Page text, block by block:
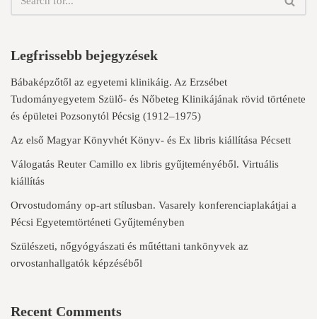
Legfrissebb bejegyzések
Bábaképzőtől az egyetemi klinikáig. Az Erzsébet
Tudományegyetem Szülő- és Nőbeteg Klinikájának rövid története
és épületei Pozsonytól Pécsig (1912–1975)
Az első Magyar Könyvhét Könyv- és Ex libris kiállítása Pécsett
Válogatás Reuter Camillo ex libris gyűjteményéből. Virtuális
kiállítás
Orvostudomány op-art stílusban. Vasarely konferenciaplakátjai a
Pécsi Egyetemtörténeti Gyűjteményben
Szülészeti, nőgyógyászati és műtéttani tankönyvek az
orvostanhallgatók képzéséből
Recent Comments